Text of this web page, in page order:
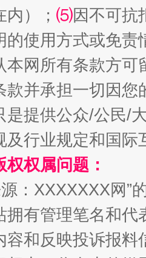
）； ⑸因不可抗
的使用方式或免责
本网所有条款方
款并承担一切因
是提供公众/公民/
及行业规定和国
权属问题：
：XXXXXXX网”
拥有管理笔名和
容和反映投诉报